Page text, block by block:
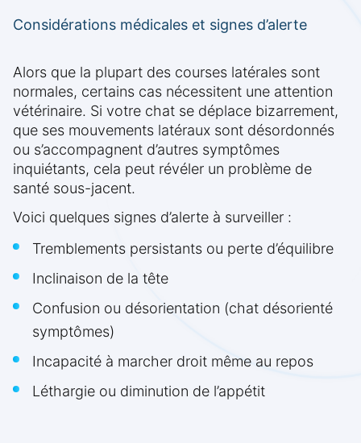
Considérations médicales et signes d’alerte
Alors que la plupart des courses latérales sont
normales, certains cas nécessitent une attention
vétérinaire. Si votre chat se déplace bizarrement,
que ses mouvements latéraux sont désordonnés
ou s’accompagnent d’autres symptômes
inquiétants, cela peut révéler un problème de
santé sous-jacent.
Voici quelques signes d’alerte à surveiller :
Tremblements persistants ou perte d’équilibre
Inclinaison de la tête
Confusion ou désorientation (chat désorienté
symptômes)
Incapacité à marcher droit même au repos
Léthargie ou diminution de l’appétit